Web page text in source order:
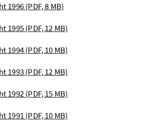
1996(PDF, 8 MB)
1995(PDF, 12 MB)
1994(PDF, 10 MB)
1993(PDF, 12 MB)
1992(PDF, 15 MB)
1991(PDF, 10 MB)